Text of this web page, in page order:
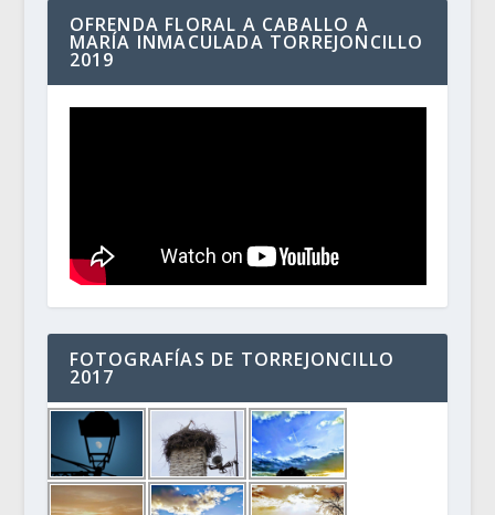
OFRENDA FLORAL A CABALLO A
MARÍA INMACULADA TORREJONCILLO
2019
FOTOGRAFÍAS DE TORREJONCILLO
2017